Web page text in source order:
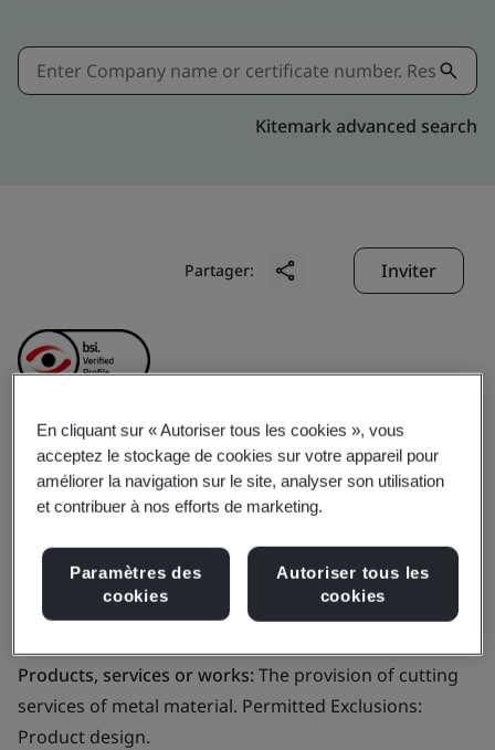
Kitemark advanced search
Partager: Inviter
Anhui Bao-Steel
Distribution Co., Ltd.
Business scope:The provision of cutting services of
metal material. Permitted Exclusions: Product design.
Products, services or works:The provision of cutting
services of metal material. Permitted Exclusions:
Product design.
En cliquant sur « Autoriser tous les cookies », vous
acceptez le stockage de cookies sur votre appareil pour
améliorer la navigation sur le site, analyser son utilisation
et contribuer à nos efforts de marketing.
Paramètres des
cookies
Autoriser tous les
cookies